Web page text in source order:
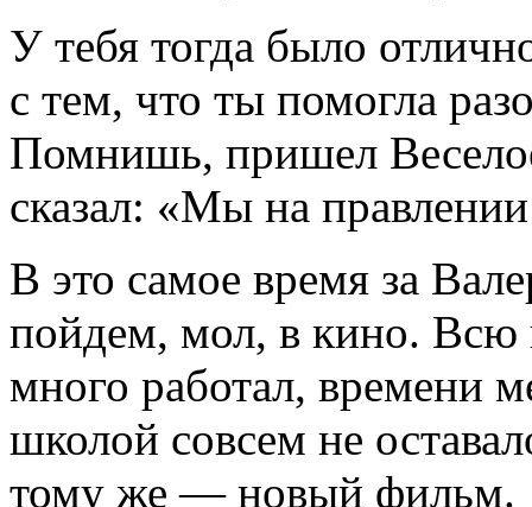
У тебя тогда было
с тем, что ты помогла
Помнишь, пришел
сказал: «Мы на
В это самое время за
пойдем, мол, в кино.
много работал, времени
школой совсем не
тому же — новый фильм.